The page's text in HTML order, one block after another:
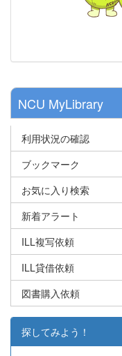
NCU MyLibrary
利用状況の確認
ブックマーク
お気に入り検索
新着アラート
ILL複写依頼
ILL貸借依頼
図書購入依頼
探してみよう！